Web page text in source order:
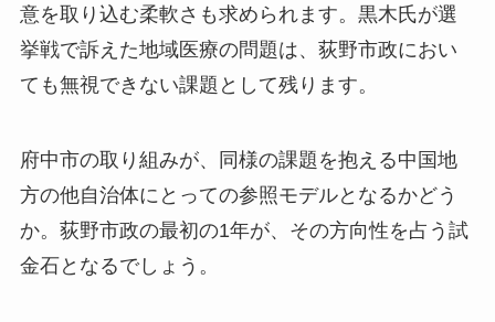
意を取り込む柔軟さも求められます。黒木氏が選
挙戦で訴えた地域医療の問題は、荻野市政におい
ても無視できない課題として残ります。
府中市の取り組みが、同様の課題を抱える中国地
方の他自治体にとっての参照モデルとなるかどう
か。荻野市政の最初の1年が、その方向性を占う試
金石となるでしょう。